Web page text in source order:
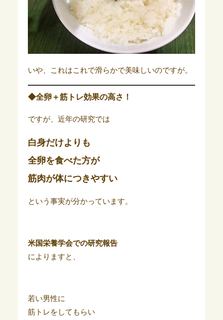
いや、これはこれで滑らかで美味しいのですが。
◆全卵＋筋トレ効果の高さ！
ですが、近年の研究では
白身だけよりも
全卵を食べた方が
筋肉が体につきやすい
という事実が分かっています。
米国栄養学会での研究報告
によりますと、
若い男性に
筋トレをしてもらい